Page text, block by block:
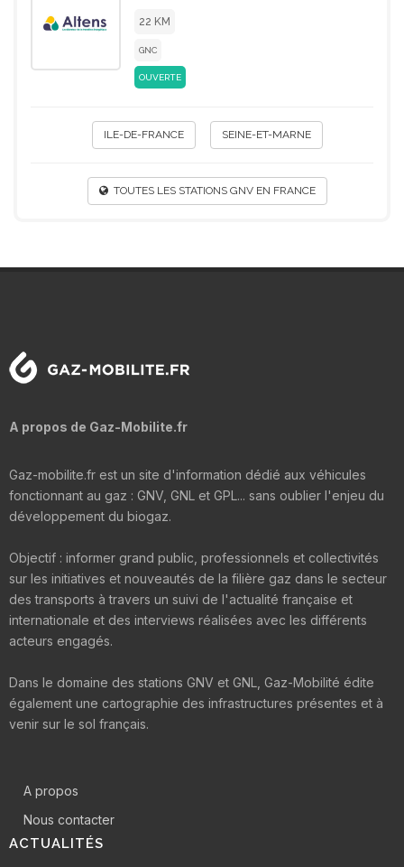
22 KM
GNC
OUVERTE
ILE-DE-FRANCE SEINE-ET-MARNE
TOUTES LES STATIONS GNV EN FRANCE
A propos de Gaz-Mobilite.fr
Gaz-mobilite.fr est un site d'information dédié aux véhicules
fonctionnant au gaz : GNV, GNL et GPL... sans oublier l'enjeu du
développement du biogaz.
Objectif : informer grand public, professionnels et collectivités
sur les initiatives et nouveautés de la filière gaz dans le secteur
des transports à travers un suivi de l'actualité française et
internationale et des interviews réalisées avec les différents
acteurs engagés.
Dans le domaine des stations GNV et GNL, Gaz-Mobilité édite
également une cartographie des infrastructures présentes et à
venir sur le sol français.
A propos
Nous contacter
ACTUALITÉS